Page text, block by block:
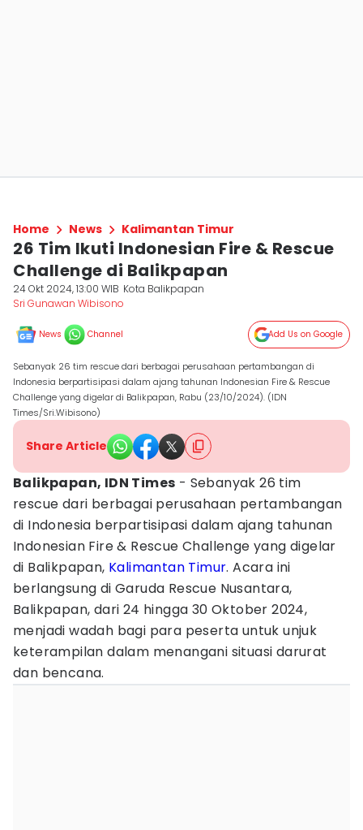
Home News Kalimantan Timur
26 Tim Ikuti Indonesian Fire & Rescue
Challenge di Balikpapan
24 Okt 2024, 13:00 WIB Kota Balikpapan
Sri Gunawan Wibisono
News Channel Add Us on Google
Sebanyak 26 tim rescue dari berbagai perusahaan pertambangan di
Indonesia berpartisipasi dalam ajang tahunan Indonesian Fire & Rescue
Challenge yang digelar di Balikpapan, Rabu (23/10/2024). (IDN
Times/Sri.Wibisono)
Share Article
Balikpapan, IDN Times - Sebanyak 26 tim
rescue dari berbagai perusahaan pertambangan
di Indonesia berpartisipasi dalam ajang tahunan
Indonesian Fire & Rescue Challenge yang digelar
di Balikpapan, Kalimantan Timur. Acara ini
berlangsung di Garuda Rescue Nusantara,
Balikpapan, dari 24 hingga 30 Oktober 2024,
menjadi wadah bagi para peserta untuk unjuk
keterampilan dalam menangani situasi darurat
dan bencana.